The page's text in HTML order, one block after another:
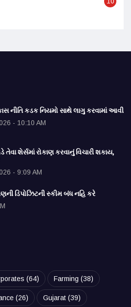
નીતિ કડક નિયમો સાથે લાગુ કરવામાં આવી
- 10:10 AM
તેવા શેર્સમાં રોકાણ કરવાનું વિચારી શકાય,
- 9:09 AM
ડિપોઝિટની સ્કીમ બંધ નહિ કરે
(64) Farming (38)
(26) Gujarat (39)